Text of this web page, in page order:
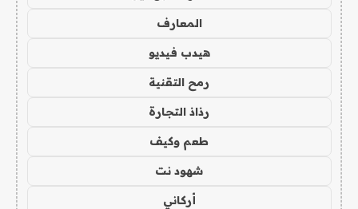
المعارف
هيدب فيديو
رمح التقنية
رذاذ التجارة
طعم وكيف
شهود نت
أركاني